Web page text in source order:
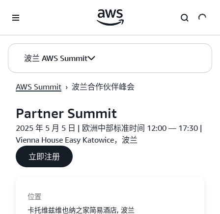
波兰 AWS Summit
AWS Summit › 波兰合作伙伴峰会
Partner Summit
2025 年 5 月 5 日 | 欧洲中部标准时间 12:00 — 17:30 |
Vienna House Easy Katowice，波兰
立即注册
位置
卡托维兹维也纳之家简易酒店, 波兰